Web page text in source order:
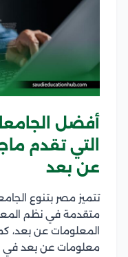
أفضل
التي تقدم
عن بعد
تتميز مصر بتنوع
متقدمة في نظم
المعلومات عن بعد،
معلومات عن بعد في